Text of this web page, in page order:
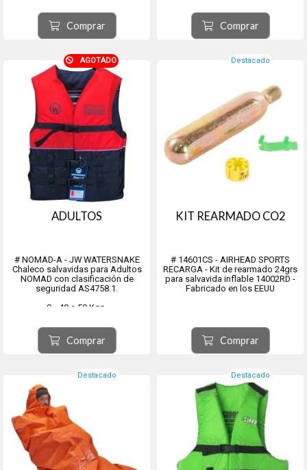
Comprar Comprar
AGOTADO
ADULTOS
# NOMAD-A - JW WATERSNAKE
Chaleco salvavidas para Adultos
NOMAD con clasificación de
seguridad AS4758.1.
S - 40 a 50 Kgs.
L - 60 a 70 Kgs.
XL - más de 70 Kgs.
Comprar
Destacado
KIT REARMADO CO2
# 14601CS - AIRHEAD SPORTS
RECARGA - Kit de rearmado 24grs
para salvavida inflable 14002RD -
Fabricado en los EEUU
Comprar
Destacado Destacado